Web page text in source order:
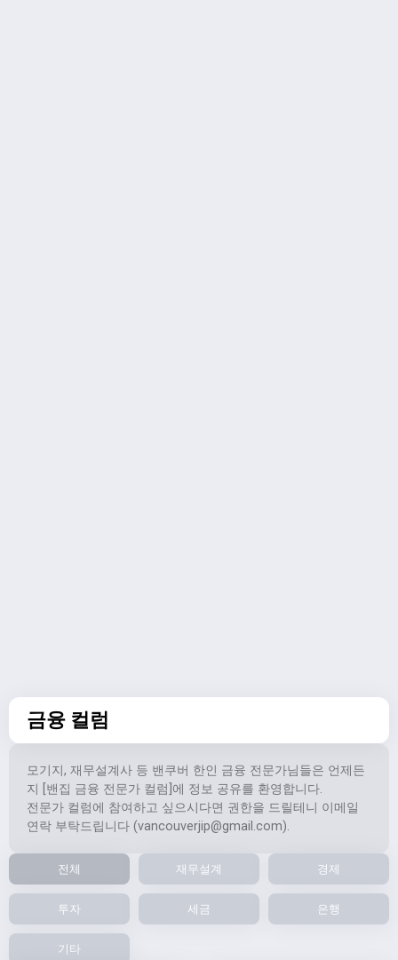
금융 컬럼
모기지, 재무설계사 등 밴쿠버 한인 금융 전문가님들은 언제든
지 [밴집 금융 전문가 컬럼]에 정보 공유를 환영합니다.
전문가 컬럼에 참여하고 싶으시다면 권한을 드릴테니 이메일
연락 부탁드립니다 (vancouverjip@gmail.com).
전체 재무설계 경제
투자 세금 은행
기타